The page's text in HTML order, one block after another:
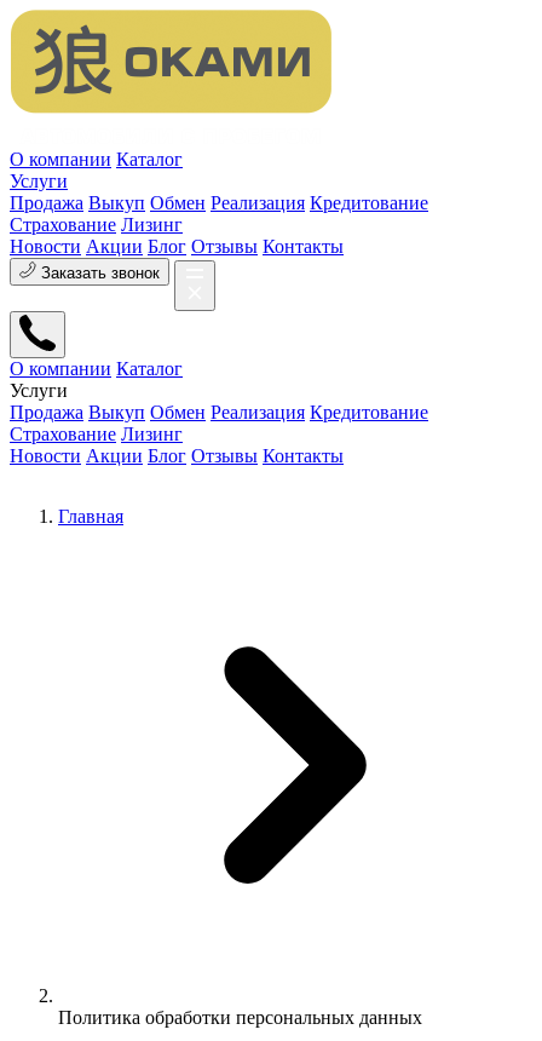
О компании Каталог
Услуги
Продажа Выкуп Обмен Реализация Кредитование
Страхование Лизинг
Новости Акции Блог Отзывы Контакты
Заказать звонок
О компании Каталог
Услуги
Продажа Выкуп Обмен Реализация Кредитование
Страхование Лизинг
Новости Акции Блог Отзывы Контакты
Главная
Политика обработки персональных данных